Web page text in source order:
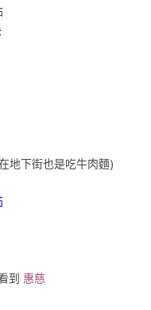
地下街也是吃牛肉麵)
到 惠慈